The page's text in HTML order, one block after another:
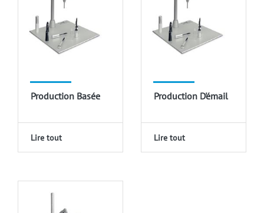
Production Basée
Lire tout
Production D'émail
Lire tout